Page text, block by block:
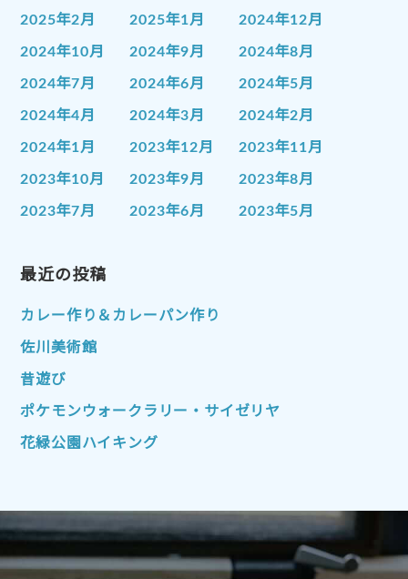
2025年2月 2025年1月 2024年12月
2024年10月 2024年9月 2024年8月
2024年7月 2024年6月 2024年5月
2024年4月 2024年3月 2024年2月
2024年1月 2023年12月 2023年11月
2023年10月 2023年9月 2023年8月
2023年7月 2023年6月 2023年5月
2023年1月
2022年10月 2022年9月
2022年7月
2022年4月
2022年1月 2021年12月 2021年11月
2021年10月 2021年9月
2021年1月 2020年12月 2020年11月
2020年10月 2020年9月 2020年8月
最近の投稿
カレー作り＆カレーパン作り
佐川美術館
昔遊び
ポケモンウォークラリー・サイゼリヤ
花緑公園ハイキング